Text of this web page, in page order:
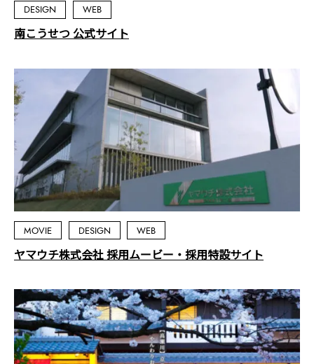
DESIGN WEB
南こうせつ 公式サイト
MOVIE DESIGN WEB
ヤマウチ株式会社 採用ムービー・採用特設サイト